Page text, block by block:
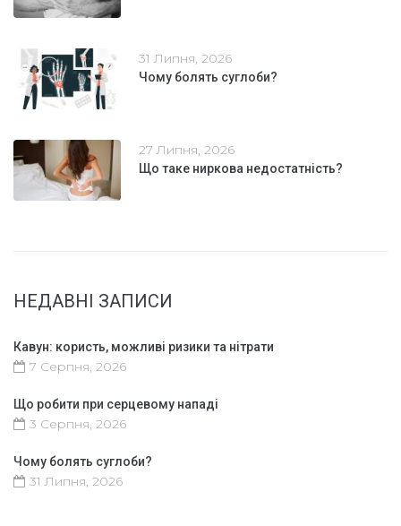
31 Липня, 2026
Чому болять суглоби?
27 Липня, 2026
Що таке ниркова недостатність?
НЕДАВНІ ЗАПИСИ
Кавун: користь, можливі ризики та нітрати
7 Серпня, 2026
Що робити при серцевому нападі
3 Серпня, 2026
Чому болять суглоби?
31 Липня, 2026